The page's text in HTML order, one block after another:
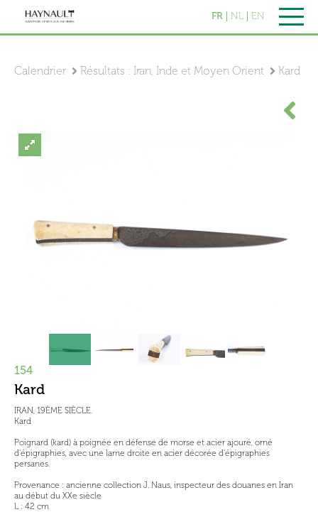
FR NL EN
Calendrier Résultats : Iran, Inde et Moyen Orient Kard
154
Kard
IRAN, 19ÈME SIÈCLE.
Kard
Poignard (kard) à poignée en défense de morse et acier ajouré, orné
d'épigraphies, avec une lame droite en acier décorée d'épigraphies
persanes.
Provenance : ancienne collection J. Naus, inspecteur des douanes en Iran
au début du XXe siècle
L : 42 cm